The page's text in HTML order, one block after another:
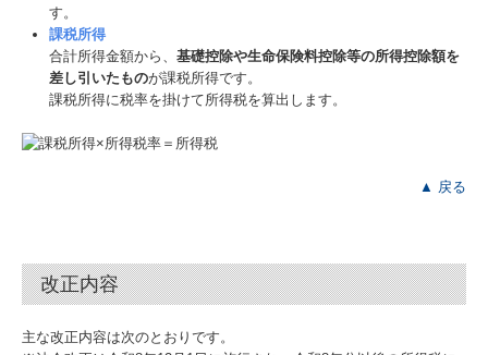
す。
課税所得
合計所得金額から、 基礎控除や生命保険料控除等の所得控除額を
差し引いたものが課税所得です。
課税所得に税率を掛けて所得税を算出します。
▲ 戻る
改正内容
主な改正内容は次のとおりです。